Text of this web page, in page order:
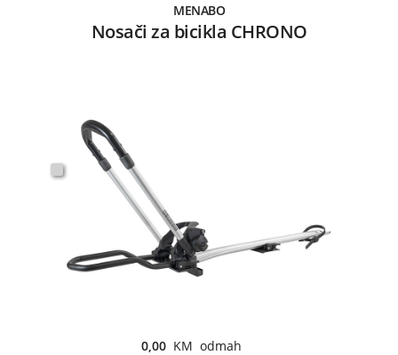
MENABO
Nosači za bicikla CHRONO
0,00 KM odmah